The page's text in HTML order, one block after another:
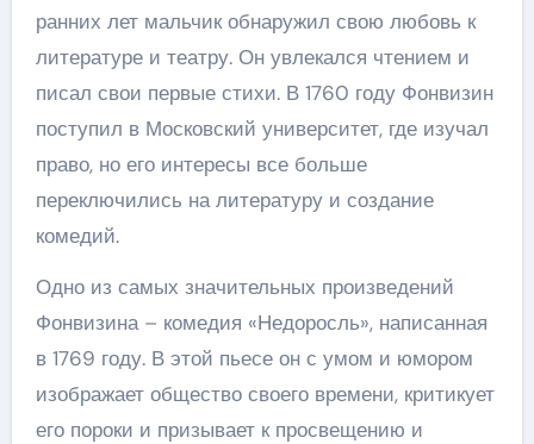
ранних лет мальчик обнаружил свою любовь к
литературе и театру. Он увлекался чтением и
писал свои первые стихи. В 1760 году Фонвизин
поступил в Московский университет, где изучал
право, но его интересы все больше
переключились на литературу и создание
комедий.
Одно из самых значительных произведений
Фонвизина – комедия «Недоросль», написанная
в 1769 году. В этой пьесе он с умом и юмором
изображает общество своего времени, критикует
его пороки и призывает к просвещению и